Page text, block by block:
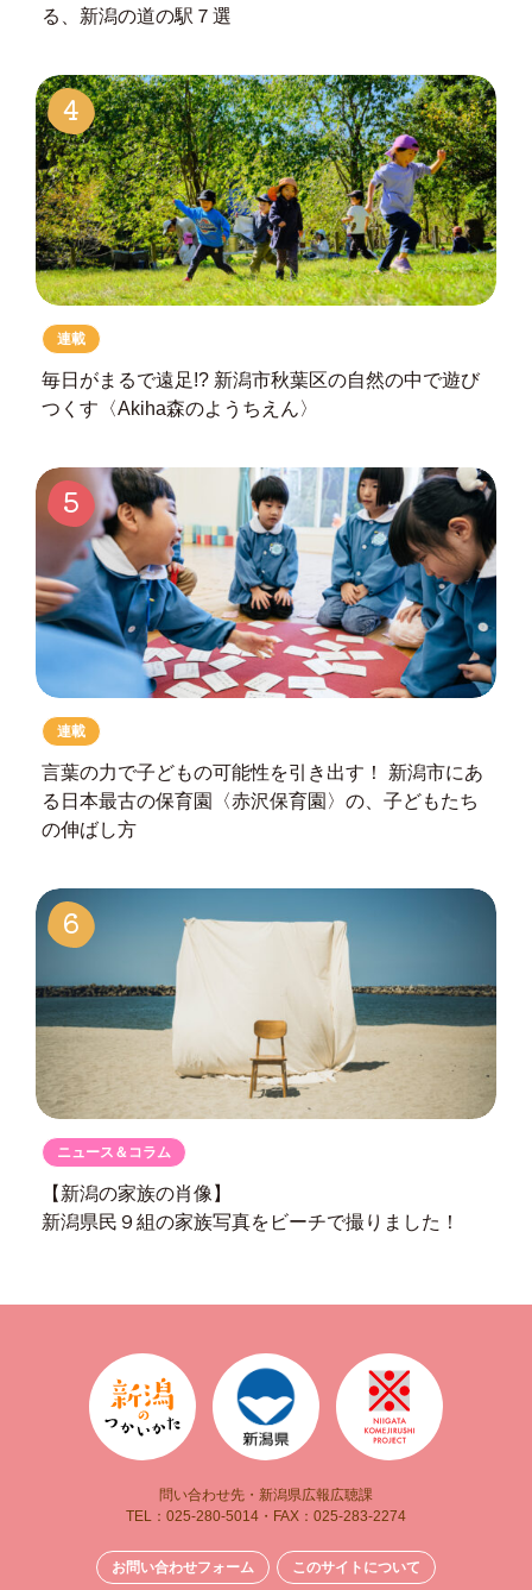
る、 新潟の道の駅７選
4
連載
毎日がまるで遠足!? 新潟市秋葉区の自然の中で遊び
つくす 〈Akiha森のようちえん〉
5
連載
言葉の力で子どもの可能性を引き出す！ 新潟市にあ
る日本最古の保育園
〈赤沢保育園〉の、子どもたち
の伸ばし方
6
ニュース＆コラム
【新潟の家族の肖像】
新潟県民９組の家族写真をビーチで撮りました！
問い合わせ先・新潟県広報広聴課
TEL：025-280-5014・FAX：025-283-2274
お問い合わせフォーム このサイトについて